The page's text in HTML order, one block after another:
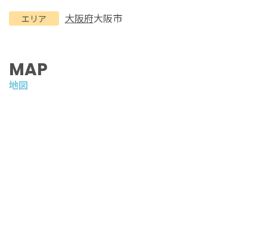
エリア 大阪府大阪市
MAP
地図